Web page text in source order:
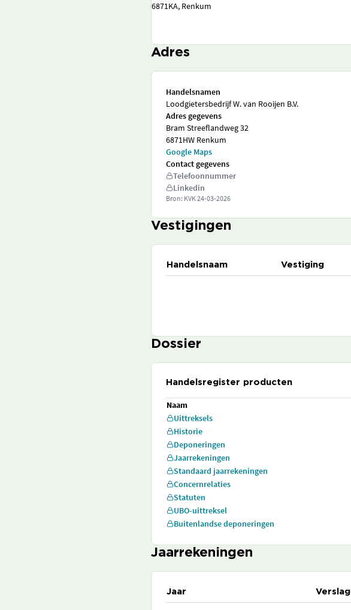
6871KA, Renkum
Adres
Handelsnamen
Loodgietersbedrijf W. van Rooijen B.V.
Adres gegevens
Bram Streeflandweg 32
6871HW Renkum
Google Maps
Contact gegevens
Telefoonnummer
Linkedin
Bron: KVK24-03-2026
Vestigingen
Handelsnaam Vestiging
Dossier
Handelsregister producten
Naam
Uittreksels
Historie
Deponeringen
Jaarrekeningen
Standaard jaarrekeningen
Concernrelaties
Statuten
UBO-uittreksel
Buitenlandse deponeringen
Jaarrekeningen
Jaar Verslag